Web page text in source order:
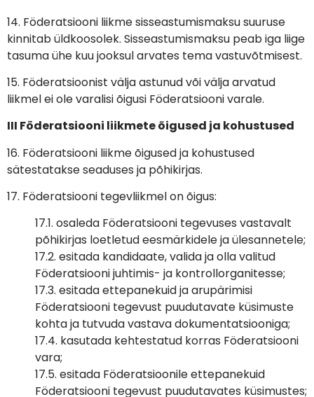
14. Föderatsiooni liikme sisseastumismaksu suuruse
kinnitab üldkoosolek. Sisseastumismaksu peab iga liige
tasuma ühe kuu jooksul arvates tema vastuvõtmisest.
15. Föderatsioonist välja astunud või välja arvatud
liikmel ei ole varalisi õigusi Föderatsiooni varale.
III Föderatsiooni liikmete õigused ja kohustused
16. Föderatsiooni liikme õigused ja kohustused
sätestatakse seaduses ja põhikirjas.
17. Föderatsiooni tegevliikmel on õigus:
17.1. osaleda Föderatsiooni tegevuses vastavalt
põhikirjas loetletud eesmärkidele ja ülesannetele;
17.2. esitada kandidaate, valida ja olla valitud
Föderatsiooni juhtimis- ja kontrollorganitesse;
17.3. esitada ettepanekuid ja arupärimisi
Föderatsiooni tegevust puudutavate küsimuste
kohta ja tutvuda vastava dokumentatsiooniga;
17.4. kasutada kehtestatud korras Föderatsiooni
vara;
17.5. esitada Föderatsioonile ettepanekuid
Föderatsiooni tegevust puudutavates küsimustes;